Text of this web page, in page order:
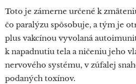
Toto je zámerne určené k
čo paralýzu spôsobuje, a tým je
plus vakcínou vyvolaná
k napadnutiu tela a ničeniu jeho
nervového systému, v zúfalej
podaných toxínov.